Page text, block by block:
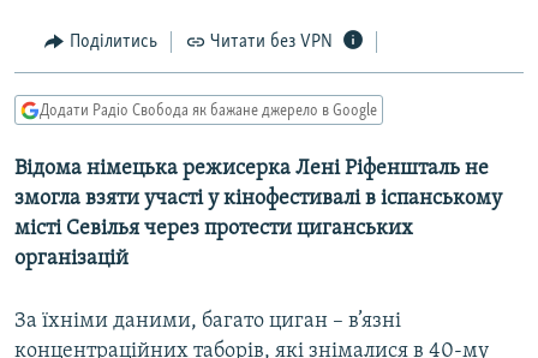
СПОРТ
УКРАЇНА
ТИ ЯК?
СХЕМИ
МУЛЬТИМЕДІА
ФОТО
СПЕЦПРОЄКТИ
ПОДКАСТИ
Поділитись Читати без VPN
Додати Радіо Свобода як бажане джерело в Google
Відома німецька режисерка Лені Ріфеншталь не
змогла взяти участі у кінофестивалі в іспанському
місті Севілья через протести циганських
організацій
За їхніми даними, багато циган – в’язні
концентраційних таборів, які знімалися в 40-му